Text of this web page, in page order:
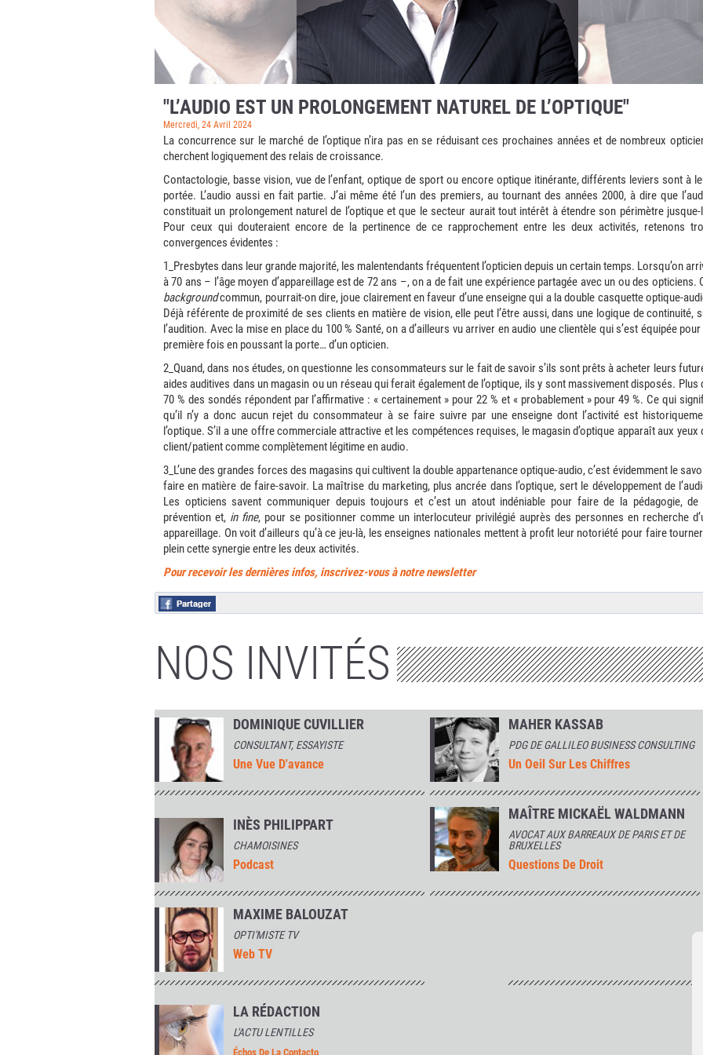
"L’AUDIO EST UN PROLONGEMENT NATUREL DE L’OPTIQUE"
Mercredi, 24 Avril 2024
La concurrence sur le marché de l’optique n’ira pas en se réduisant ces prochaines années et de nombreux
cherchent logiquement des relais de croissance.
Contactologie, basse vision, vue de l’enfant, optique de sport ou encore optique itinérante, différents leviers sont à
portée. L’audio aussi en fait partie. J’ai même été l’un des premiers, au tournant des années 2000, à dire que
constituait un prolongement naturel de l’optique et que le secteur aurait tout intérêt à étendre son périmètre jusque-
Pour ceux qui douteraient encore de la pertinence de ce rapprochement entre les deux activités, retenons
convergences évidentes :
1_Presbytes dans leur grande majorité, les malentendants fréquentent l’opticien depuis un certain temps. Lorsqu’on
à 70 ans – l’âge moyen d’appareillage est de 72 ans –, on a de fait une expérience partagée avec un ou des opticiens.
backgroundcommun, pourrait-on dire, joue clairement en faveur d’une enseigne qui a la double casquette optique-
Déjà référente de proximité de ses clients en matière de vision, elle peut l’être aussi, dans une logique de continuité,
l’audition. Avec la mise en place du 100 % Santé, on a d’ailleurs vu arriver en audio une clientèle qui s’est équipée
première fois en poussant la porte… d’un opticien.
2_Quand, dans nos études, on questionne les consommateurs sur le fait de savoir s’ils sont prêts à acheter leurs
aides auditives dans un magasin ou un réseau qui ferait également de l’optique, ils y sont massivement disposés. Plus
70 % des sondés répondent par l’affirmative : « certainement » pour 22 % et « probablement » pour 49 %. Ce qui
qu’il n’y a donc aucun rejet du consommateur à se faire suivre par une enseigne dont l’activité est
l’optique. S’il a une offre commerciale attractive et les compétences requises, le magasin d’optique apparaît aux yeux
client/patient comme complètement légitime en audio.
3_L’une des grandes forces des magasins qui cultivent la double appartenance optique-audio, c’est évidemment le
faire en matière de faire-savoir. La maîtrise du marketing, plus ancrée dans l’optique, sert le développement de
Les opticiens savent communiquer depuis toujours et c’est un atout indéniable pour faire de la pédagogie, de
prévention et, in fine, pour se positionner comme un interlocuteur privilégié auprès des personnes en recherche
appareillage. On voit d’ailleurs qu’à ce jeu-là, les enseignes nationales mettent à profit leur notoriété pour faire
plein cette synergie entre les deux activités.
Pour recevoir les dernières infos, inscrivez-vous à notre newsletter
NOS INVITÉS
DOMINIQUE CUVILLIER
CONSULTANT, ESSAYISTE
Une Vue D'avance
MAHER KASSAB
PDG DE GALLILEO BUSINESS CONSULTING
Un Oeil Sur Les Chiffres
INÈS PHILIPPART
CHAMOISINES
Podcast
MAÎTRE MICKAËL WALDMANN
AVOCAT AUX BARREAUX DE PARIS ET DE
BRUXELLES
Questions De Droit
MAXIME BALOUZAT
OPTI'MISTE TV
Web TV
LA RÉDACTION
L'ACTU LENTILLES
Échos De La Contacto